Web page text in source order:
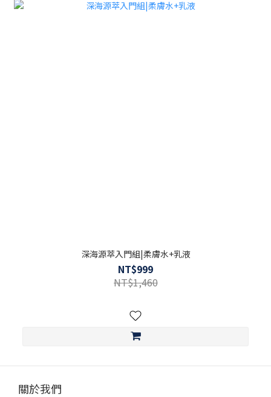
深海源萃入門組|柔膚水+乳液
NT$999
NT$1,460
關於我們